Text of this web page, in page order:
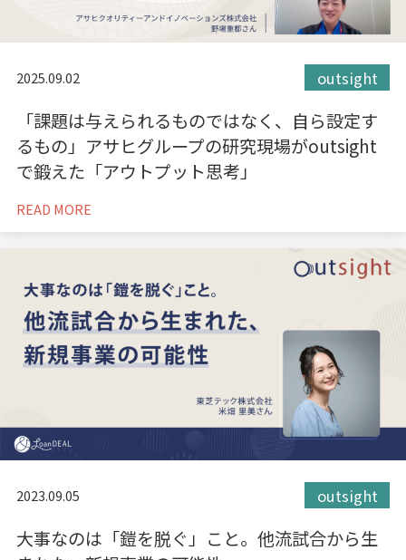
2025.09.02 outsight
「課題は与えられるものではなく、自ら設定す
るもの」アサヒグループの研究現場がoutsight
で鍛えた「アウトプット思考」
READ MORE
2023.09.05 outsight
大事なのは「鎧を脱ぐ」こと。他流試合から生